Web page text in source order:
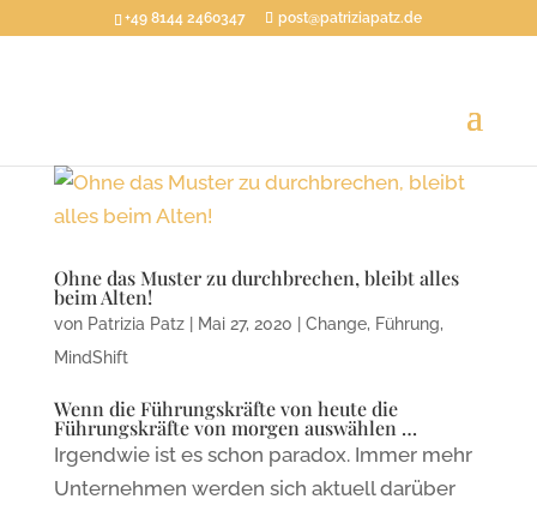
+49 8144 2460347 post@patriziapatz.de
Ohne das Muster zu durchbrechen, bleibt alles
beim Alten!
von Patrizia Patz| Mai 27, 2020 Change, Führung,
MindShift
Wenn die Führungskräfte von heute die
Führungskräfte von morgen auswählen …
Irgendwie ist es schon paradox. Immer mehr
Unternehmen werden sich aktuell darüber